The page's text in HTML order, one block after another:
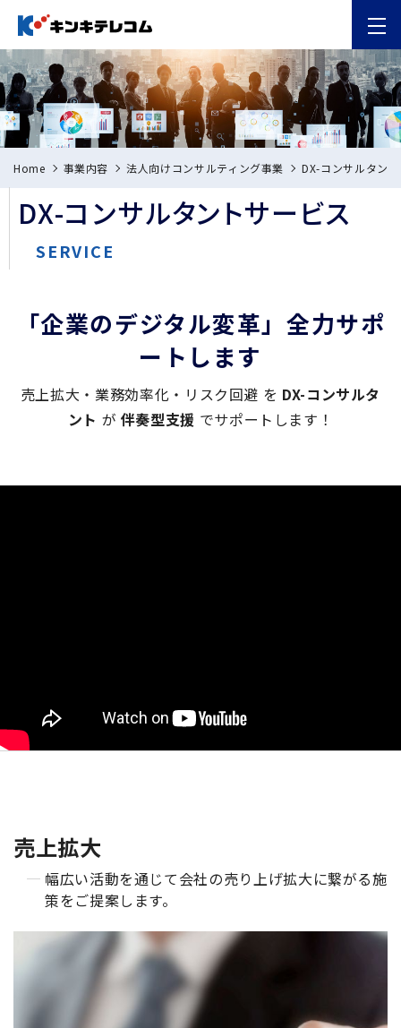
DX-コンサルタントサービス
SERVICE
Home 事業内容 法人向けコンサルティング事業 DX-コンサルタン
「企業のデジタル変革」全力サポ
ートします
売上拡大・業務効率化・リスク回避 を DX-コンサルタ
ント が 伴奏型支援 でサポートします！
売上拡大
幅広い活動を通じて会社の売り上げ拡大に繋がる施
策をご提案します。